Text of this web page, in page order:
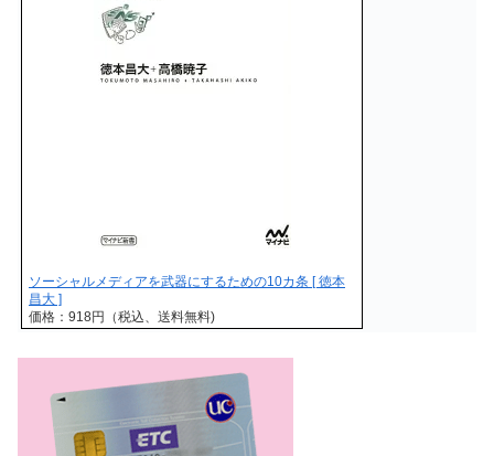
ソーシャルメディアを武器にするための10カ条 [ 徳本
昌大 ]
価格：918円（税込、送料無料)